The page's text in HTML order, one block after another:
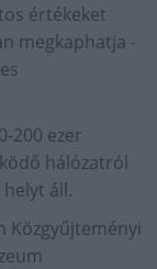
értékeket
megkaphatja -
200 ezer
hálózatról
áll.
Közgyűjteményi